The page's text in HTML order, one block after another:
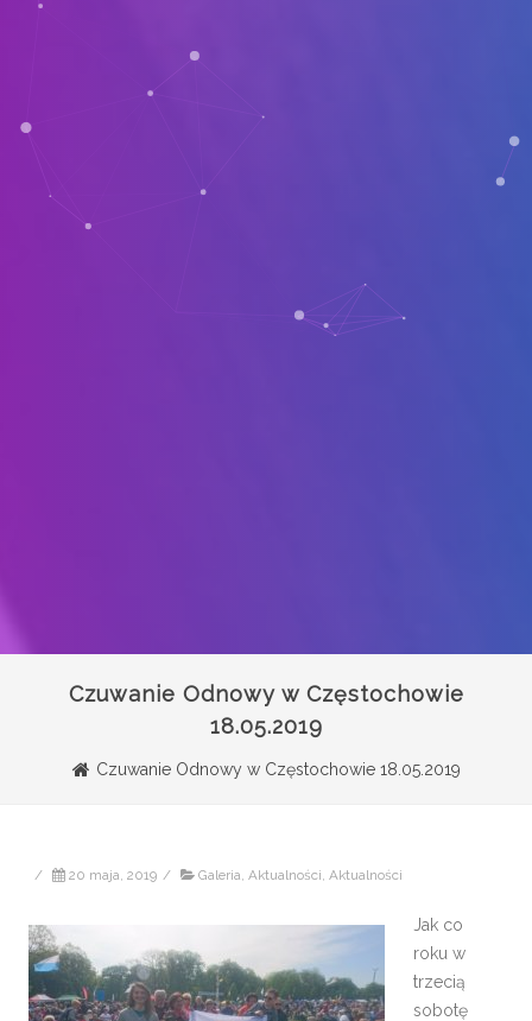
Czuwanie Odnowy w Częstochowie
18.05.2019
Czuwanie Odnowy w Częstochowie 18.05.2019
/ 20 maja, 2019 / Galeria, Aktualności, Aktualności
Jak co
roku w
trzecią
sobotę